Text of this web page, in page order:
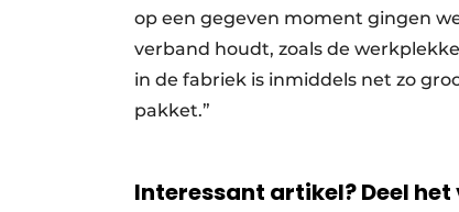
op een gegeven moment gingen
verband houdt, zoals de
in de fabriek is inmiddels net zo
pakket.”
Interessant artikel? Deel het